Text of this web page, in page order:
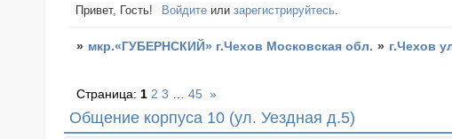
Привет, Гость! Войдите илизарегистрируйтесь.
» мкр.«ГУБЕРНСКИЙ» г.Чехов Московская обл. » г.Чехов
Общение корпуса 10 (ул. Уездная д.5)
Страница: 1 2 3 45 »